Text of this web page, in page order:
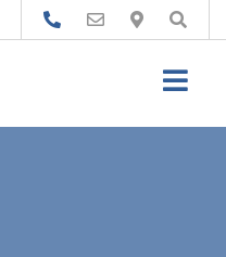
Buscar